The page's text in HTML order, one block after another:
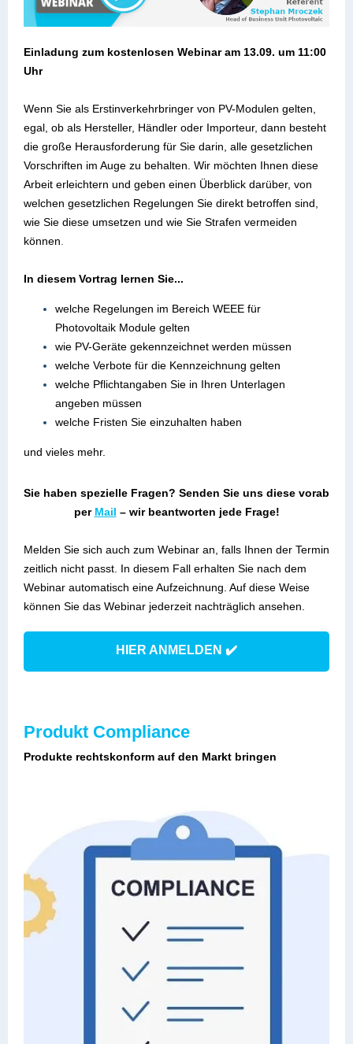
Einladung zum kostenlosen Webinar am 13.09. um 11:00
Uhr
Wenn Sie als Erstinverkehrbringer von PV-Modulen gelten,
egal, ob als Hersteller, Händler oder Importeur, dann besteht
die große Herausforderung für Sie darin, alle gesetzlichen
Vorschriften im Auge zu behalten. Wir möchten Ihnen diese
Arbeit erleichtern und geben einen Überblick darüber, von
welchen gesetzlichen Regelungen Sie direkt betroffen sind,
wie Sie diese umsetzen und wie Sie Strafen vermeiden
können
In diesem Vortrag lernen Sie...
welche Regelungen im Bereich WEEE für
Photovoltaik Module gelten
wie PV-Geräte gekennzeichnet werden müssen
welche Verbote für die Kennzeichnung gelten
welche Pflichtangaben Sie in Ihren Unterlagen
angeben müssen
welche Fristen Sie einzuhalten haben
und vieles mehr.
Sie haben spezielle Fragen? Senden Sie uns diese vorab
per Mail – wir beantworten jede Frage!
Melden Sie sich auch zum Webinar an, falls Ihnen der Termin
zeitlich nicht passt. In diesem Fall erhalten Sie nach dem
Webinar automatisch eine Aufzeichnung. Auf diese Weise
können Sie das Webinar jederzeit nachträglich ansehen.
HIER ANMELDEN ✔️
Produkt Compliance
Produkte rechtskonform auf den Markt bringen